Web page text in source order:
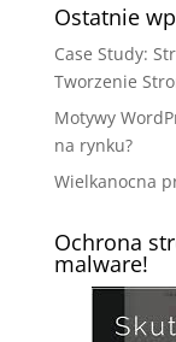
Ostatnie
Case Study:
Tworzenie
Motywy
na rynku?
Wielkanocna
Ochrona
malware!